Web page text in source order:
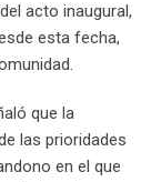
acto inaugural,
esta fecha,
que la
las prioridades
en el que